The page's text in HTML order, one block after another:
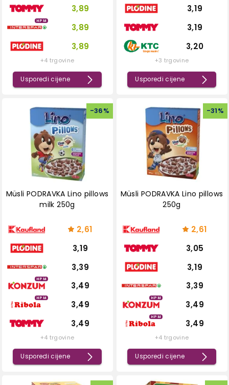
3,89
HPM
3,89
3,89
+4 trgovine
Usporedi cijene
3,19
3,19
3,20
+3 trgovine
Usporedi cijene
-36%
Müsli PODRAVKA Lino pillows
milk 250g
2,61
3,19
3,39
HPM
3,49
HPM
3,49
3,49
+4 trgovine
Usporedi cijene
-31%
Müsli PODRAVKA Lino pillows
250g
2,61
3,05
3,19
3,39
HPM
3,49
HPM
3,49
+4 trgovine
Usporedi cijene